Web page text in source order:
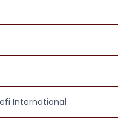
International